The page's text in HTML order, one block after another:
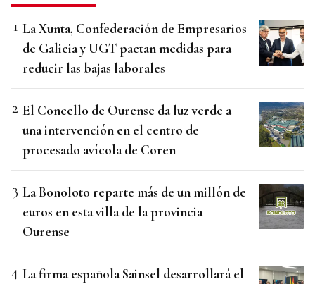
La Xunta, Confederación de Empresarios
de Galicia y UGT pactan medidas para
reducir las bajas laborales
El Concello de Ourense da luz verde a
una intervención en el centro de
procesado avícola de Coren
La Bonoloto reparte más de un millón de
euros en esta villa de la provincia
Ourense
La firma española Sainsel desarrollará el